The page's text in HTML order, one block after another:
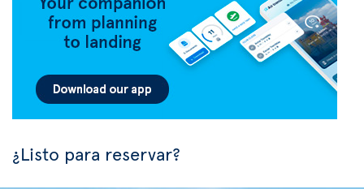
¿Listo para reservar?